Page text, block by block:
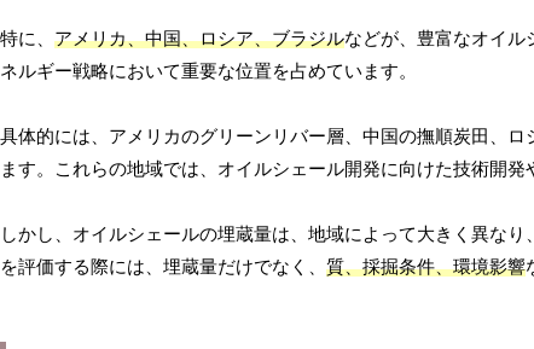
特に、 アメリカ、中国、ロシア、ブラジルなどが、豊富なオイル
ネルギー戦略において重要な位置を占めています。
具体的には、アメリカのグリーンリバー層、中国の撫順炭田、
ます。これらの地域では、オイルシェール開発に向けた技術開発
しかし、オイルシェールの埋蔵量は、地域によって大きく異な
を評価する際には、埋蔵量だけでなく、 質、採掘条件、環境影響